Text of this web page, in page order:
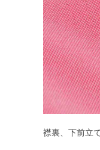
襟裏、下前立